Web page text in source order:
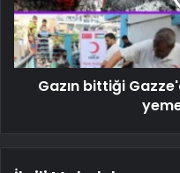
Gazın bittiği